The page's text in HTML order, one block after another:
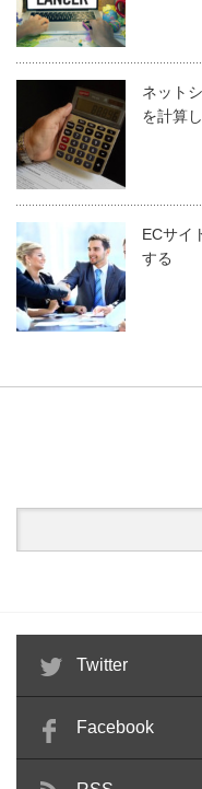
ネット
を計算
ECサイ
する
Twitter
Facebook